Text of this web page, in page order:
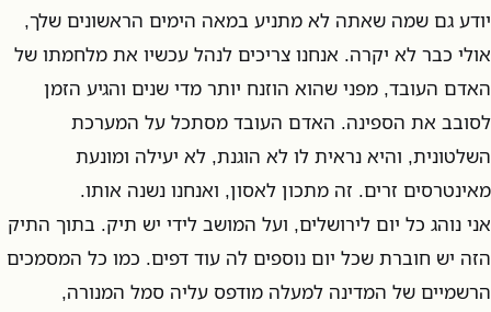
יודע גם שמה שאתה לא מתניע במאה הימים הראשונים שלך,
אולי כבר לא יקרה. אנחנו צריכים לנהל עכשיו את מלחמתו של
האדם העובד, מפני שהוא הוזנח יותר מדי שנים והגיע הזמן
לסובב את הספינה. האדם העובד מסתכל על המערכת
השלטונית, והיא נראית לו לא הוגנת, לא יעילה ומונעת
מאינטרסים זרים. זה מתכון לאסון, ואנחנו נשנה אותו.
אני נוהג כל יום לירושלים, ועל המושב לידי יש תיק. בתוך התיק
הזה יש חוברת שכל יום נוספים לה עוד דפים. כמו כל המסמכים
הרשמיים של המדינה למעלה מודפס עליה סמל המנורה,